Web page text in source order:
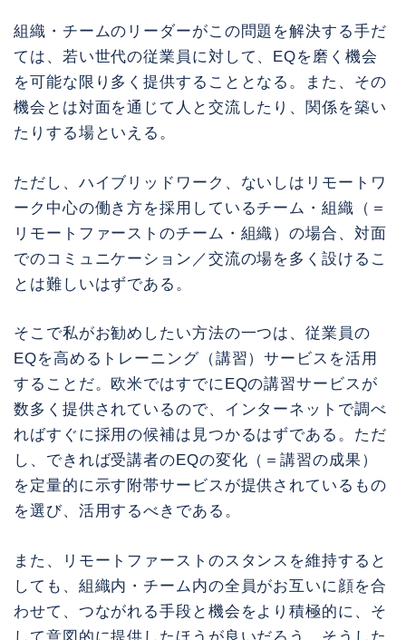
組織・チームのリーダーがこの問題を解決する手だ
ては、若い世代の従業員に対して、EQを磨く機会
を可能な限り多く提供することとなる。また、その
機会とは対面を通じて人と交流したり、関係を築い
たりする場といえる。
ただし、ハイブリッドワーク、ないしはリモートワ
ーク中心の働き方を採用しているチーム・組織（＝
リモートファーストのチーム・組織）の場合、対面
でのコミュニケーション／交流の場を多く設けるこ
とは難しいはずである。
そこで私がお勧めしたい方法の一つは、従業員の
EQを高めるトレーニング（講習）サービスを活用
することだ。欧米ではすでにEQの講習サービスが
数多く提供されているので、インターネットで調べ
ればすぐに採用の候補は見つかるはずである。ただ
し、できれば受講者のEQの変化（＝講習の成果）
を定量的に示す附帯サービスが提供されているもの
を選び、活用するべきである。
また、リモートファーストのスタンスを維持すると
しても、組織内・チーム内の全員がお互いに顔を合
わせて、つながれる手段と機会をより積極的に、そ